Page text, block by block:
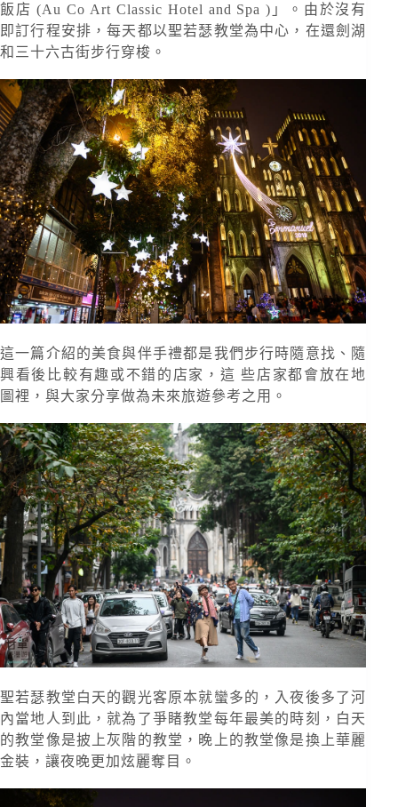
飯店 (Au Co Art Classic Hotel and Spa )」。由於沒有
即訂行程安排，每天都以聖若瑟教堂為中心，在還劍湖
和三十六古街步行穿梭。
這一篇介紹的美食與伴手禮都是我們步行時隨意找、隨
興看後比較有趣或不錯的店家，這 些店家都會放在地
圖裡，與大家分享做為未來旅遊參考之用。
聖若瑟教堂白天的觀光客原本就蠻多的，入夜後多了河
內當地人到此，就為了爭睹教堂每年最美的時刻，白天
的教堂像是披上灰階的教堂，晚上的教堂像是換上華麗
金裝，讓夜晚更加炫麗奪目。